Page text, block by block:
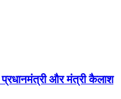
और मंत्री कैलाश